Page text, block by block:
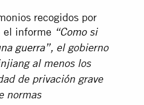
recogidos por
el informe “Como si
guerra”, el gobierno
al menos los
de privación grave
normas